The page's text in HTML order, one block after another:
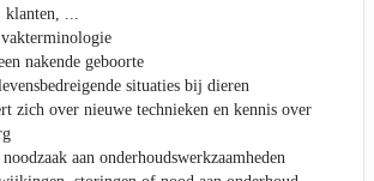
...
nakende geboorte
situaties bij dieren
zich over nieuwe technieken en kennis over
aan onderhoudswerkzaamheden